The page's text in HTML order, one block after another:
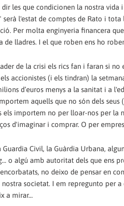
les que condicionen la nostra
l'estat de comptes de Rato i tota
Per molta enginyeria financera
de lladres. I el que roben ens ho
de la crisi els rics fan i faran si
accionistes (i els tindran) la
d’euros menys a la sanitat i a
aquells que no són dels seus
importem no per lloar-nos per la
d'imaginar i comprar. O per
Civil, la Guàrdia Urbana,
o algú amb autoritat dels que ens
no deixo de pensar en
societat. I em repregunto per
a mirar...